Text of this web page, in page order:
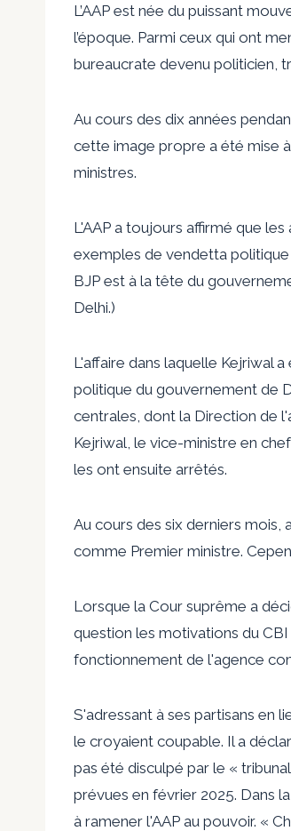
L’AAP est née du puissant
l’époque. Parmi ceux qui ont
bureaucrate devenu politicien,
Au cours des dix années
cette image propre a été mise
ministres.
L'AAP a toujours affirmé que
exemples de vendetta politique
BJP est à la tête du
Delhi.)
L'affaire dans laquelle Kejriwal
politique du gouvernement de
centrales, dont la Direction de
Kejriwal, le vice-ministre en
les ont ensuite arrêtés.
Au cours des six derniers mois,
comme Premier ministre.
Lorsque la Cour suprême a
question les motivations du
fonctionnement de l'agence
S'adressant à ses partisans en
le croyaient coupable. Il a
pas été disculpé par le «
prévues en février 2025. Dans
à ramener l'AAP au pouvoir. «